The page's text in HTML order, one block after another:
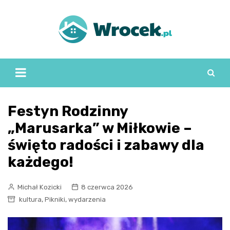
Festyn Rodzinny
„Marusarka” w Miłkowie –
święto radości i zabawy dla
każdego!
Michał Kozicki
8 czerwca 2026
kultura, Pikniki, wydarzenia